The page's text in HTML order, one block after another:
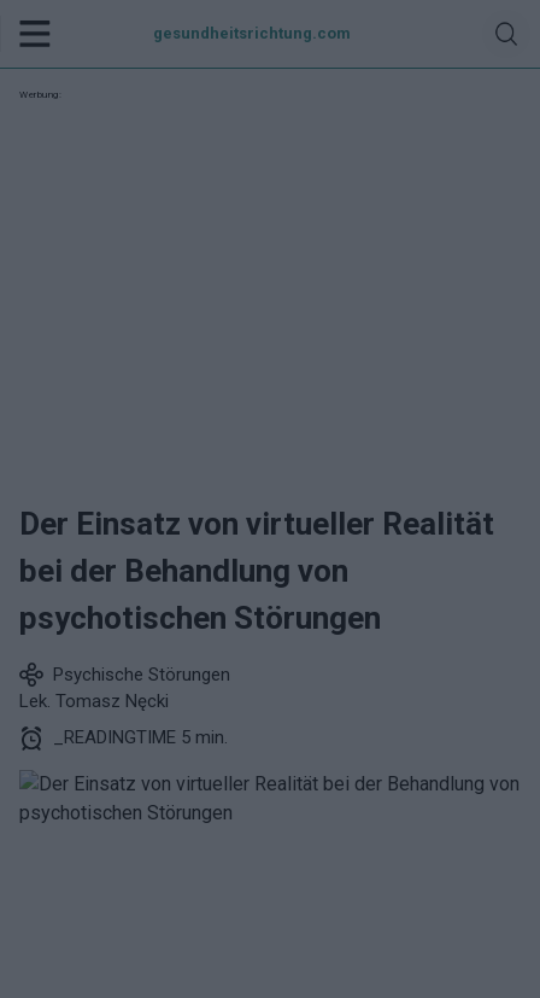
gesundheitsrichtung.com
Werbung:
Der Einsatz von virtueller Realität
bei der Behandlung von
psychotischen Störungen
Psychische Störungen
Lek. Tomasz Nęcki
_READINGTIME 5 min.